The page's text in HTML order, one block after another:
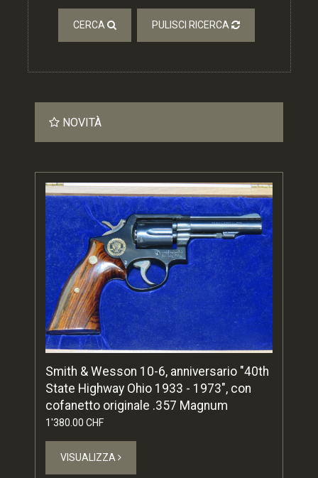
CERCA PULISCI RICERCA
NOVITÀ
Smith & Wesson 10-6, anniversario "40th
State Highway Ohio 1933 - 1973", con
cofanetto originale .357 Magnum
1'380.00 CHF
VISUALIZZA